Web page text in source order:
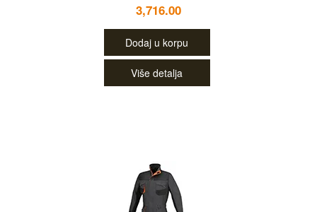
3,716.00
Dodaj u korpu
Više detalja